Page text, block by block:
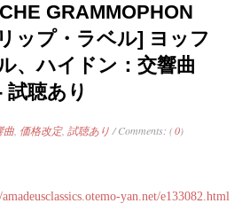
GRAMMOPHON
ップ・ラベル] ヨッフ
、ハイドン：交響曲
試聴あり
曲, 価格改定, 試聴あり / Comments: (0)
yan.net/e133082.html